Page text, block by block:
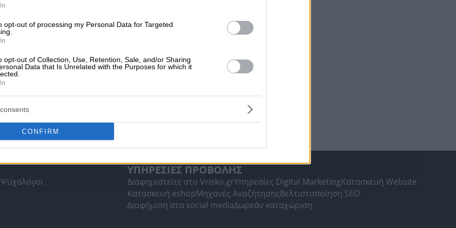
opt-out of processing my Personal Data for Targeted
opt-out of Collection, Use, Retention, Sale, and/or Sharing
Data that Is Unrelated with the Purposes for which it
CONFIRM
Diesel Θέρμανσης
Βουλκανιζατέρ Ελαστικών Ελαστικά Αυτοκινήτων
Αυτοκινήτων
Ψυχολόγοι
ΥΠΗΡΕΣΙΕΣ ΠΡΟΒΟΛΗΣ
Διαφημιστείτε στο Vrisko.grΥπηρεσίες Digital MarketingΚατασκευή Website
Κατασκευή eshopΜηχανές ΑναζήτησηςΒελτιστοποίηση SEO
Διαφήμιση στα social mediaΔωρεάν καταχώριση